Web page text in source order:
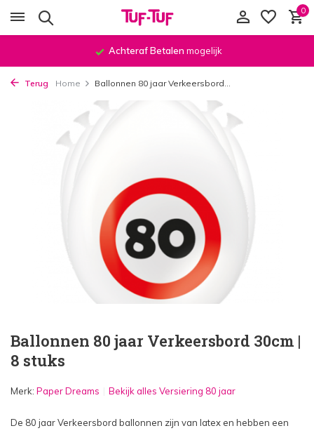
0
Achteraf Betalen mogelijk
Terug Home Ballonnen 80 jaar Verkeersbord...
Ballonnen 80 jaar Verkeersbord 30cm |
8 stuks
Merk: Paper Dreams Bekijk alles Versiering 80 jaar
De 80 jaar Verkeersbord ballonnen zijn van latex en hebben een